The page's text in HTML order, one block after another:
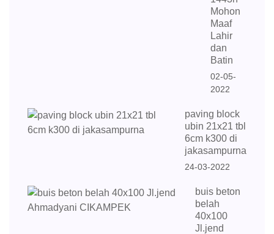
Mohon
Maaf
Lahir
dan
Batin
02-05-
2022
paving block
ubin 21x21 tbl
6cm k300 di
jakasampurna
24-03-2022
buis beton
belah
40x100
Jl.jend